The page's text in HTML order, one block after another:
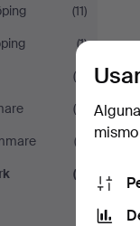
(11)
(1)
(9)
(4)
(3)
(7)